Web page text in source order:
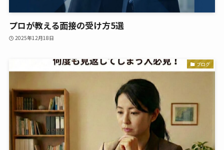
プロが教える面接の受け方5選
2025年12月18日
ブログ